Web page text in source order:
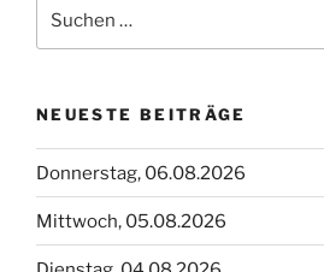
nach:
NEUESTE BEITRÄGE
Donnerstag, 06.08.2026
Mittwoch, 05.08.2026